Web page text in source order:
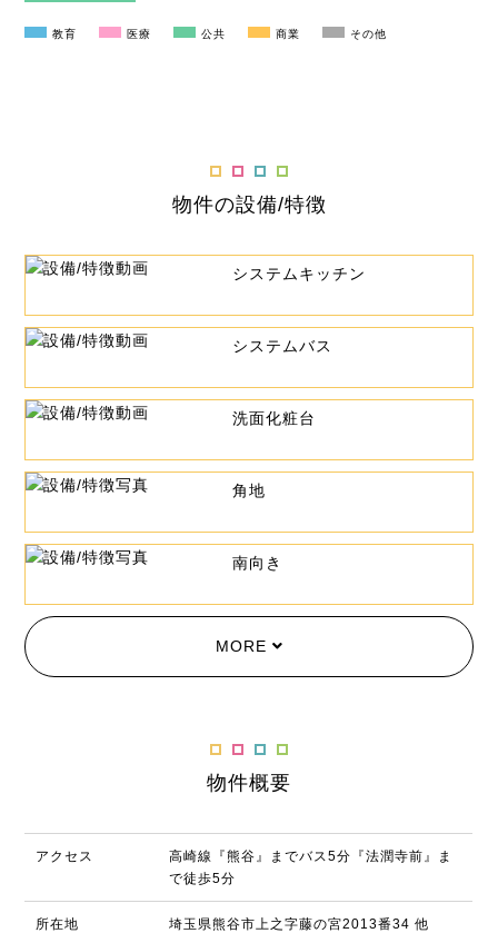
教育 医療 公共 商業 その他
物件の設備/特徴
システムキッチン
システムバス
洗面化粧台
角地
南向き
MORE
物件概要
アクセス
高崎線『熊谷』までバス5分『法潤寺前』ま
で徒歩5分
所在地 埼玉県熊谷市上之字藤の宮2013番34 他